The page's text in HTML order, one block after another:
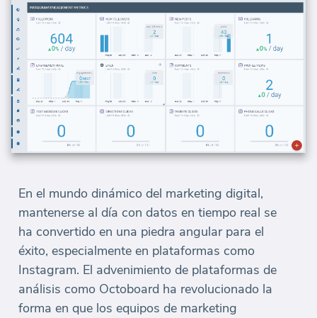
En el mundo dinámico del marketing digital,
mantenerse al día con datos en tiempo real se
ha convertido en una piedra angular para el
éxito, especialmente en plataformas como
Instagram. El advenimiento de plataformas de
análisis como Octoboard ha revolucionado la
forma en que los equipos de marketing